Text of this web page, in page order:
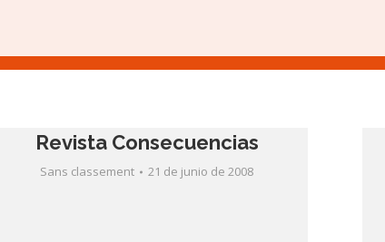
Revista Consecuencias
Sans classement 21 de junio de 2008